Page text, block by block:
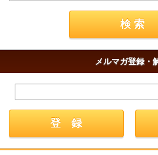
メルマガ登録・